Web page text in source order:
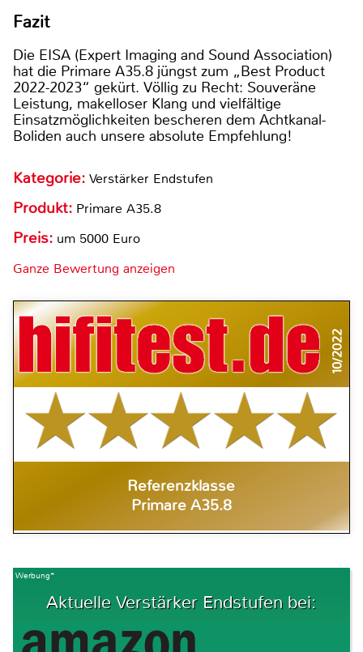
Fazit
Die EISA (Expert Imaging and Sound Association)
hat die Primare A35.8 jüngst zum „Best Product
2022-2023“ gekürt. Völlig zu Recht: Souveräne
Leistung, makelloser Klang und vielfältige
Einsatzmöglichkeiten bescheren dem Achtkanal-
Boliden auch unsere absolute Empfehlung!
Kategorie: Verstärker Endstufen
Produkt: Primare A35.8
Preis: um 5000 Euro
Ganze Bewertung anzeigen
10/2022
Referenzklasse
Primare A35.8
Werbung*
Aktuelle Verstärker Endstufen bei: